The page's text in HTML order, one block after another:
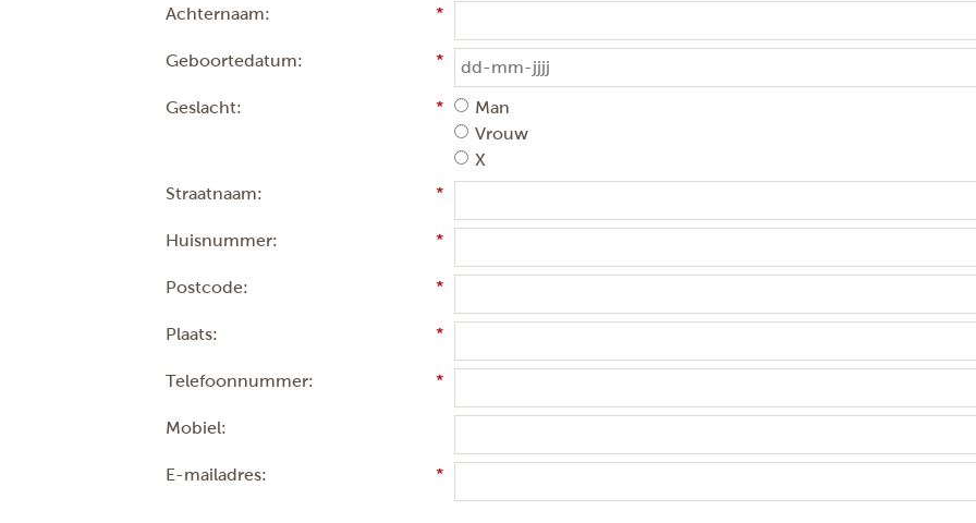
Achternaam:
Geboortedatum:
Geslacht:
Man
Vrouw
X
Straatnaam:
Huisnummer:
Postcode:
Plaats:
Telefoonnummer:
Mobiel:
E-mailadres: